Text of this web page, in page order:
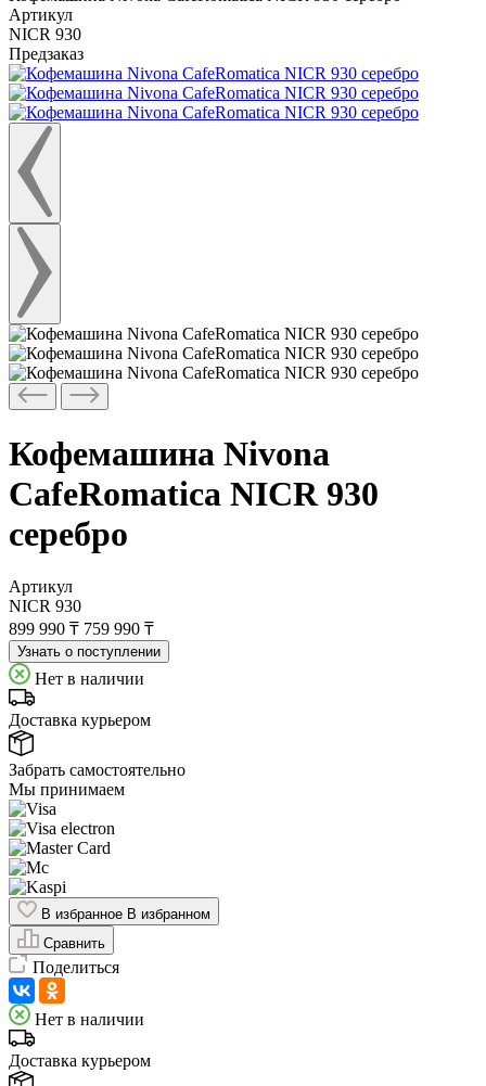
Артикул
NICR 930
Предзаказ
Кофемашина Nivona
CafeRomatica NICR 930
серебро
Артикул
NICR 930
899 990 ₸ 759 990 ₸
Узнать о поступлении
Нет в наличии
Доставка курьером
Забрать самостоятельно
Мы принимаем
В избранное В избранном
Сравнить
Поделиться
Нет в наличии
Доставка курьером